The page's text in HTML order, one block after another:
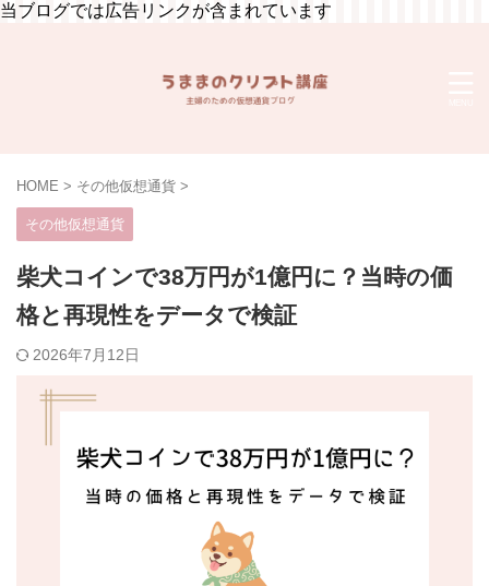
当ブログでは広告リンクが含まれています
HOME > その他仮想通貨 >
その他仮想通貨
柴犬コインで38万円が1億円に？当時の価
格と再現性をデータで検証
2026年7月12日